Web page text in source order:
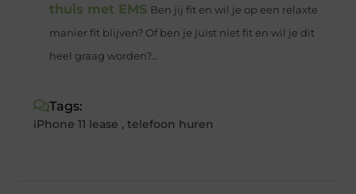
thuis met EMS Ben jij fit en wil je op een relaxte
manier fit blijven? Of ben je juist niet fit en wil je dit
heel graag worden?...
Tags:
iPhone 11 lease ,telefoon huren